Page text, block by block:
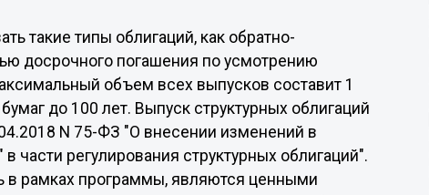
такие типы облигаций, как обратно-
досрочного погашения по усмотрению
объем всех выпусков составит 1
до 100 лет. Выпуск структурных облигаций
N 75-ФЗ "О внесении изменений в
регулирования структурных облигаций".
в рамках программы, являются ценными